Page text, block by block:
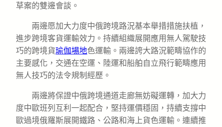
草案的雙邊會談。
兩邊愿加大力度中俄跨境路況基本舉措措施扶植，
進步跨境客貨運輸效力。持續組織展開應用無人駕駛技
巧的跨境貨瑜伽場地色運輸。兩邊誇大路況範疇協作的
主要感化，交通在空運、陸運和船舶自立飛行範疇應用
無人技巧的法令規制經歷。
兩邊將保證中俄跨境通道走廊無妨礙運轉，加大力
度中歐班列互利一起配合，堅持運價穩固，持續支撐中
歐過境俄羅斯展開鐵路、公路和海上貨色運輸。連續推